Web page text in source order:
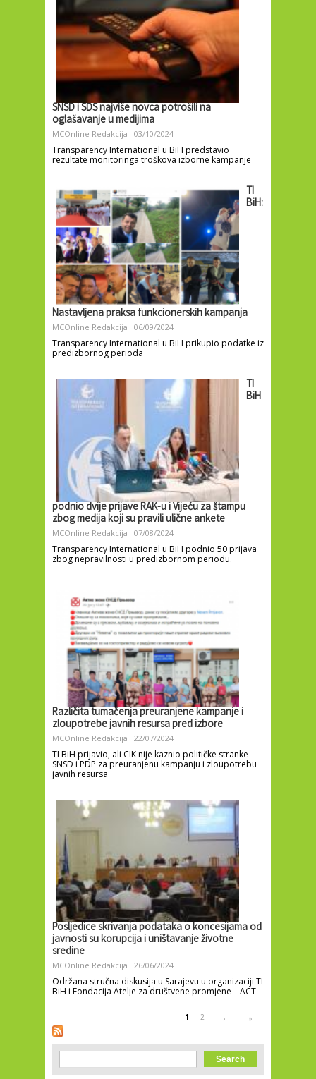
SNSD i SDS najviše novca potrošili na
oglašavanje u medijima
MCOnline Redakcija 03/10/2024
Transparency International u BiH predstavio
rezultate monitoringa troškova izborne kampanje
TI
BiH:
Nastavljena praksa funkcionerskih kampanja
MCOnline Redakcija 06/09/2024
Transparency International u BiH prikupio podatke iz
predizbornog perioda
TI
BiH
podnio dvije prijave RAK-u i Vijeću za štampu
zbog medija koji su pravili ulične ankete
MCOnline Redakcija 07/08/2024
Transparency International u BiH podnio 50 prijava
zbog nepravilnosti u predizbornom periodu.
Različita tumačenja preuranjene kampanje i
zloupotrebe javnih resursa pred izbore
MCOnline Redakcija 22/07/2024
TI BiH prijavio, ali CIK nije kaznio političke stranke
SNSD i PDP za preuranjenu kampanju i zloupotrebu
javnih resursa
Posljedice skrivanja podataka o koncesijama od
javnosti su korupcija i uništavanje životne
sredine
MCOnline Redakcija 26/06/2024
Održana stručna diskusija u Sarajevu u organizaciji TI
BiH i Fondacija Atelje za društvene promjene – ACT
Pages 1 2 › »
Search form
Search